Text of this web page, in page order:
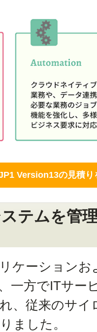
Version13の見積り
テムを管
ケーション
一方でITサー
、従来のサ
ました。